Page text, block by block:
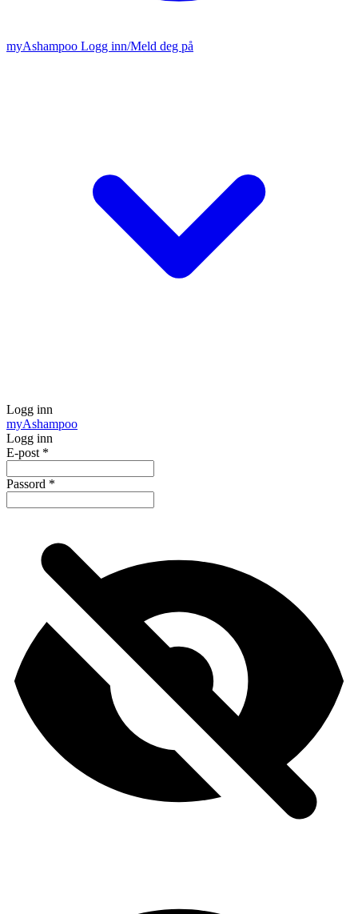
myAshampoo Logg inn/Meld deg på
Logg inn
myAshampoo
Logg inn
E-post *
Passord *